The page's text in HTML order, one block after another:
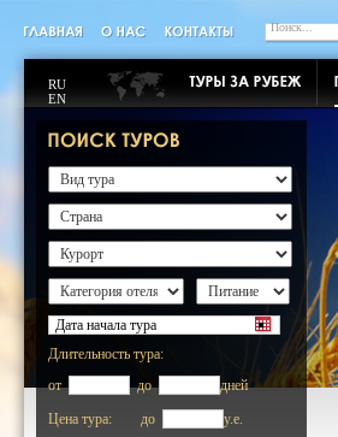
RU
EN
Длительность тура:
от
до
дней
Цена тура: до
y.e.